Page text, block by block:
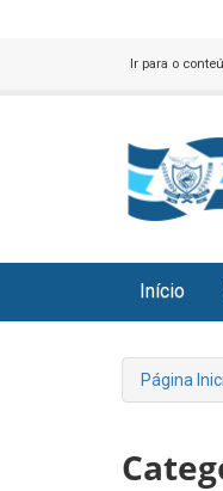
Ir para o
Início
Página